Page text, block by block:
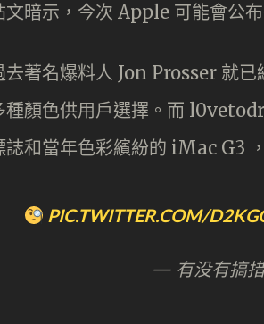
文暗示，今次 Apple 可能會公
去著名爆料人 Jon Prosser 就
種顏色供用戶選擇。而
誌和當年色彩繽紛的 iMac G3
PIC.TWITTER.COM/
— 有没有搞